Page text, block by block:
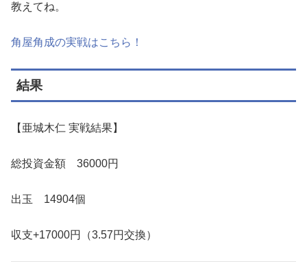
教えてね。
角屋角成の実戦はこちら！
結果
【亜城木仁 実戦結果】
総投資金額 36000円
出玉 14904個
収支+17000円（3.57円交換）